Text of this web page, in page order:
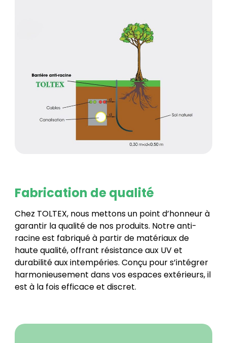
Fabrication de qualité
Chez TOLTEX, nous mettons un point d’honneur à
garantir la qualité de nos produits. Notre anti-
racine est fabriqué à partir de matériaux de
haute qualité, offrant résistance aux UV et
durabilité aux intempéries. Conçu pour s’intégrer
harmonieusement dans vos espaces extérieurs, il
est à la fois efficace et discret.